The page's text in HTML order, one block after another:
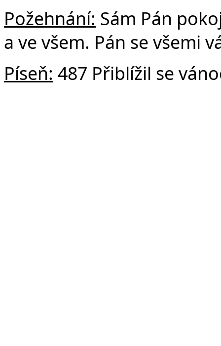
Požehnání: Sám Pán
a ve všem. Pán se všemi
Píseň: 487 Přiblížil se